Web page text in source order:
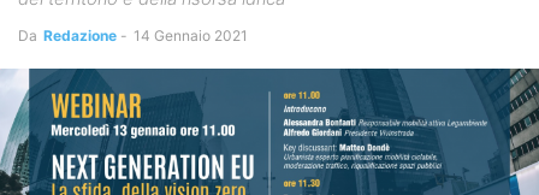
Da Redazione - 14 Gennaio 2021